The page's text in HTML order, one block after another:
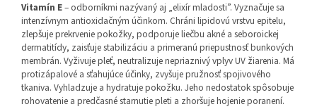
Vitamín E– odborníkmi nazývaný aj „elixír mladosti”. Vyznačuje sa
intenzívnym antioxidačným účinkom. Chráni lipidovú vrstvu epitelu,
zlepšuje prekrvenie pokožky, podporuje liečbu akné a seboroickej
dermatitídy, zaisťuje stabilizáciu a primeranú priepustnosť bunkových
membrán. Vyživuje pleť, neutralizuje nepriaznivý vplyv UV žiarenia. Má
protizápalové a sťahujúce účinky, zvyšuje pružnosť spojivového
tkaniva. Vyhladzuje a hydratuje pokožku. Jeho nedostatok spôsobuje
rohovatenie a predčasné starnutie pleti a zhoršuje hojenie poranení.